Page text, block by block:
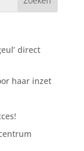
direct
haar inzet